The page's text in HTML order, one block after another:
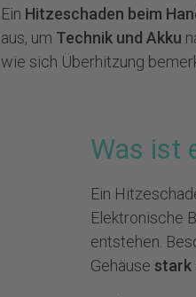
Ein Hitzeschaden beim
aus, um Technik und Akku
wie sich Überhitzung
Was ist
Ein
Elektronische
entstehen.
Gehäusestark